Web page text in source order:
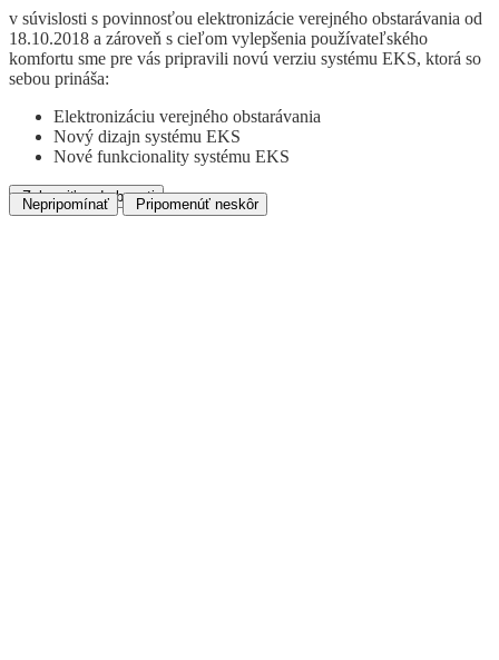
v súvislosti s povinnosťou elektronizácie verejného obstarávania od
18.10.2018 a zároveň s cieľom vylepšenia používateľského
komfortu sme pre vás pripravili novú verziu systému EKS, ktorá so
sebou prináša:
Elektronizáciu verejného obstarávania
Nový dizajn systému EKS
Nové funkcionality systému EKS
Zobraziť podrobnosti
Nepripomínať Pripomenúť neskôr